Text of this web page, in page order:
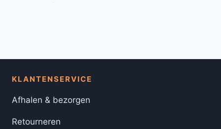
KLANTENSERVICE
Afhalen & bezorgen
Retourneren